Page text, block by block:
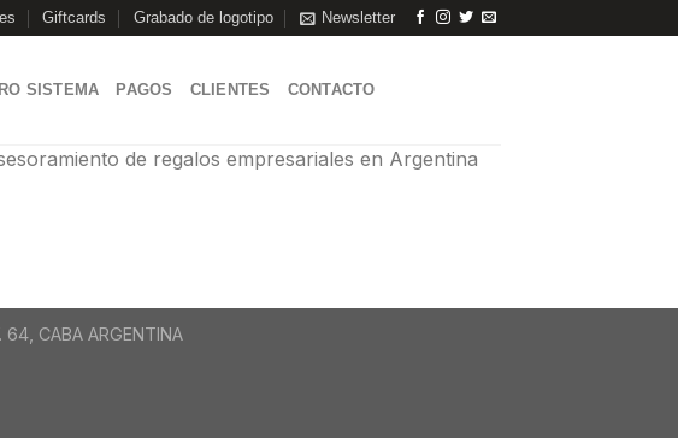
Giftcards Grabado de logotipo Newsletter
SISTEMA PAGOS CLIENTES CONTACTO
de regalos empresariales en Argentina
CABA ARGENTINA